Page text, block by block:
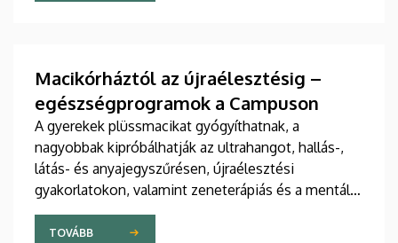
jelent meg tanulmány a világ egyik legrangosabb
szerzője a Debreceni Egyetem egyetemi tanára.
Macikórháztól az újraélesztésig –
egészségprogramok a Campuson
A gyerekek plüssmacikat gyógyíthatnak, a
nagyobbak kipróbálhatják az ultrahangot, hallás-,
látás- és anyajegyszűrésen, újraélesztési
gyakorlatokon, valamint zeneterápiás és a mentális
egészséget támogató prevenciós foglalkozásokon
is részt vehetnek a július 22-én kezdődő Campus
TOVÁBB